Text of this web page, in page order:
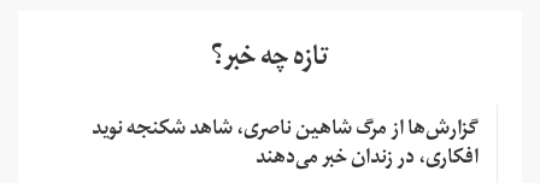
تازه چه خبر؟
گزارش‌ها از مرگ شاهین ناصری، شاهد شکنجه نوید
افکاری، در زندان خبر می‌دهند